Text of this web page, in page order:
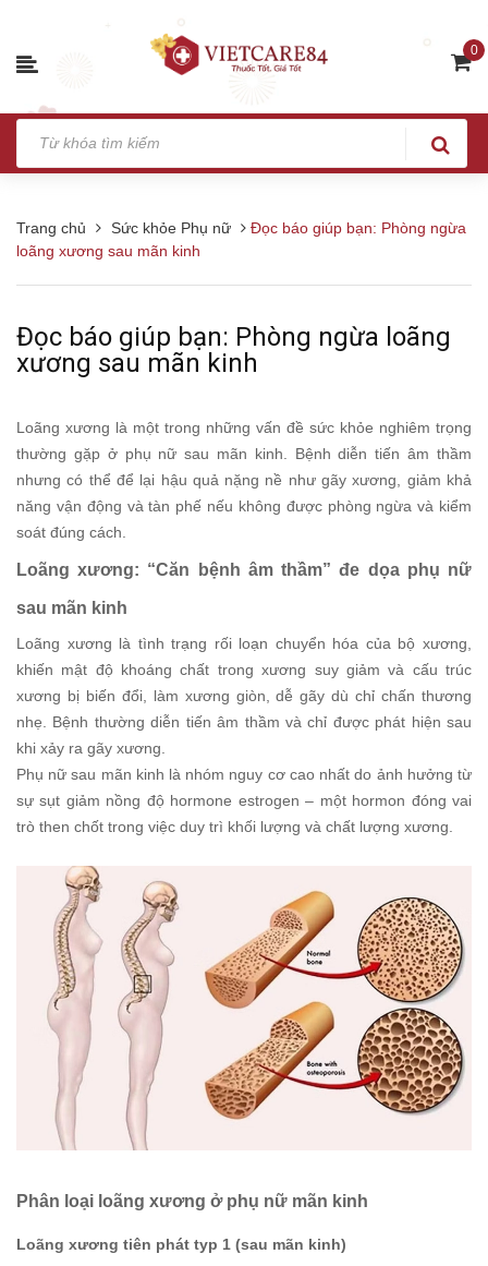
0
Trang chủ Sức khỏe Phụ nữ
Đọc báo giúp bạn: Phòng ngừa
loãng xương sau mãn kinh
Đọc báo giúp bạn: Phòng ngừa loãng
xương sau mãn kinh
Loãng xương là một trong những vấn đề sức khỏe nghiêm trọng
thường gặp ở phụ nữ sau mãn kinh. Bệnh diễn tiến âm thầm
nhưng có thể để lại hậu quả nặng nề như gãy xương, giảm khả
năng vận động và tàn phế nếu không được phòng ngừa và kiểm
soát đúng cách.
Loãng xương: “Căn bệnh âm thầm” đe dọa phụ nữ
sau mãn kinh
Loãng xương là tình trạng rối loạn chuyển hóa của bộ xương,
khiến mật độ khoáng chất trong xương suy giảm và cấu trúc
xương bị biến đổi, làm xương giòn, dễ gãy dù chỉ chấn thương
nhẹ. Bệnh thường diễn tiến âm thầm và chỉ được phát hiện sau
khi xảy ra gãy xương.
Phụ nữ sau mãn kinh là nhóm nguy cơ cao nhất do ảnh hưởng từ
sự sụt giảm nồng độ hormone estrogen – một hormon đóng vai
trò then chốt trong việc duy trì khối lượng và chất lượng xương.
Phân loại loãng xương ở phụ nữ mãn kinh
Loãng xương tiên phát typ 1 (sau mãn kinh)